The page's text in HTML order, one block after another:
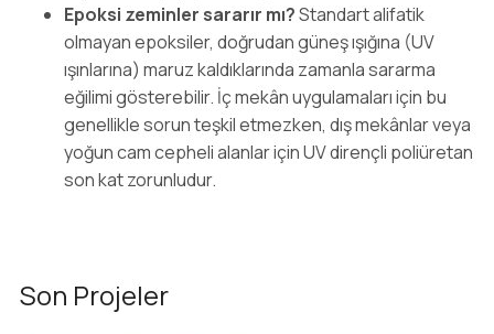
Epoksi zeminler sararır mı?Standart alifatik
olmayan epoksiler, doğrudan güneş ışığına (UV
ışınlarına) maruz kaldıklarında zamanla sararma
eğilimi gösterebilir. İç mekân uygulamaları için bu
genellikle sorun teşkil etmezken, dış mekânlar veya
yoğun cam cepheli alanlar için UV dirençli poliüretan
son kat zorunludur.
Son Projeler